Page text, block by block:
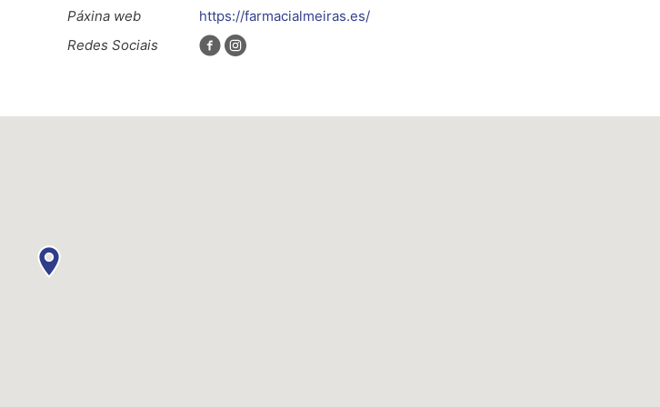
Páxina web
https://farmacialmeiras.es/
Redes Sociais